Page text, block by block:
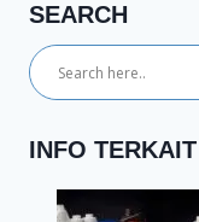
SEARCH
INFO TERKAIT